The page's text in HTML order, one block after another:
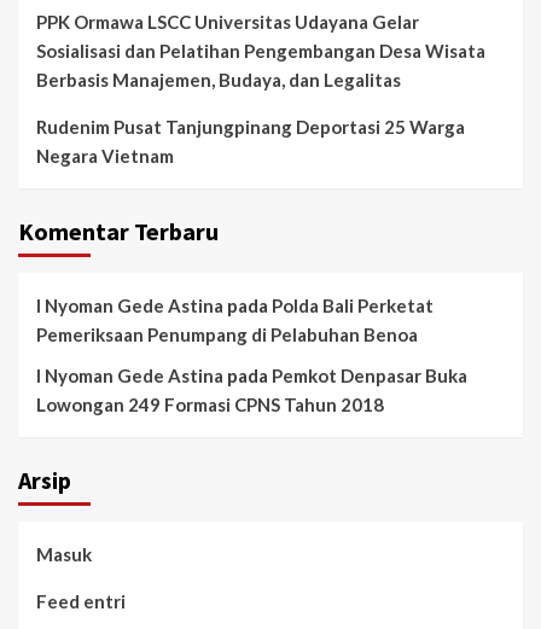
PPK Ormawa LSCC Universitas Udayana Gelar
Sosialisasi dan Pelatihan Pengembangan Desa Wisata
Berbasis Manajemen, Budaya, dan Legalitas
Rudenim Pusat Tanjungpinang Deportasi 25 Warga
Negara Vietnam
Komentar Terbaru
I Nyoman Gede Astina pada Polda Bali Perketat
Pemeriksaan Penumpang di Pelabuhan Benoa
I Nyoman Gede Astina pada Pemkot Denpasar Buka
Lowongan 249 Formasi CPNS Tahun 2018
Arsip
Masuk
Feed entri